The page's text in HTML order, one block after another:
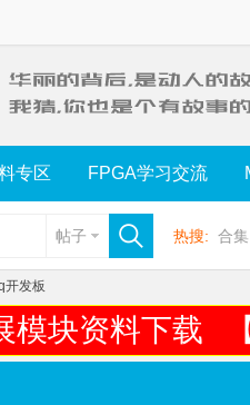
专区 FPGA学习交流
帖子 热搜: 合集
开发板
模块资料下载